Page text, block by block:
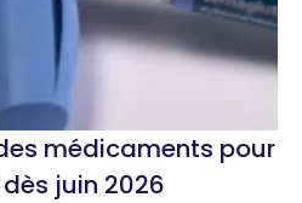
médicaments pour
dès juin 2026